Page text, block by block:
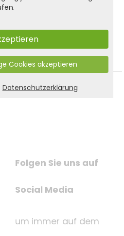
und zzgl.Versandkosten
Folgen Sie uns auf
Social Media
um immer auf dem
Cookies akzeptieren
Datenschutzerklärung